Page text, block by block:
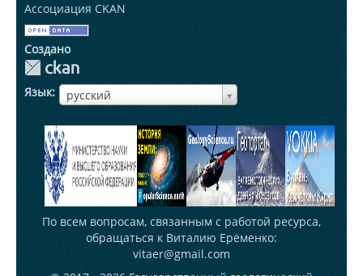
Ассоциация CKAN
Создано
Язык русский
ЯзыкЯзык
По всем вопросам, связанным с работой ресурса,
обращаться к Виталию Ерёменко:
vitaer@gmail.com